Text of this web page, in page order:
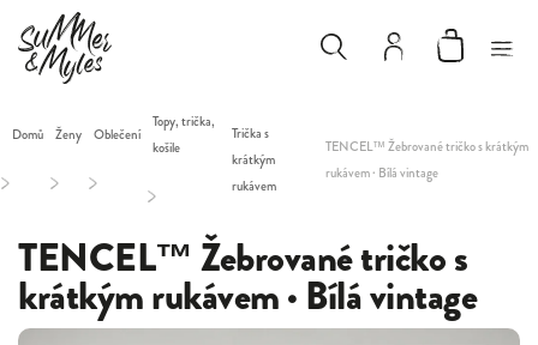
Domů
/
Ženy
/
Oblečení
/
Topy, trička,
košile
/
Trička s
krátkým
rukávem
TENCEL™ Žebrované tričko s krátkým
rukávem · Bílá vintage
TENCEL™ Žebrované tričko s
krátkým rukávem · Bílá vintage